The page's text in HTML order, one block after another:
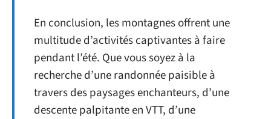
En conclusion, les montagnes offrent une
multitude d’activités captivantes à faire
pendant l’été. Que vous soyez à la
recherche d’une randonnée paisible à
travers des paysages enchanteurs, d’une
descente palpitante en VTT, d’une